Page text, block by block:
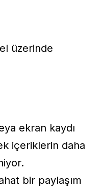
üzerinde
ekran kaydı
içeriklerin daha
bir paylaşım